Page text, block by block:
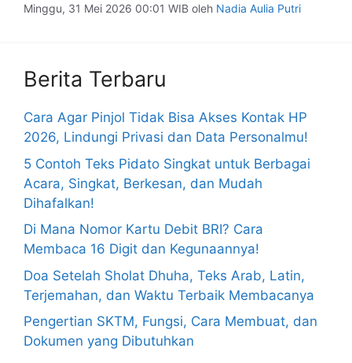
Minggu, 31 Mei 2026 00:01 WIB oleh Nadia Aulia Putri
Berita Terbaru
Cara Agar Pinjol Tidak Bisa Akses Kontak HP
2026, Lindungi Privasi dan Data Personalmu!
5 Contoh Teks Pidato Singkat untuk Berbagai
Acara, Singkat, Berkesan, dan Mudah
Dihafalkan!
Di Mana Nomor Kartu Debit BRI? Cara
Membaca 16 Digit dan Kegunaannya!
Doa Setelah Sholat Dhuha, Teks Arab, Latin,
Terjemahan, dan Waktu Terbaik Membacanya
Pengertian SKTM, Fungsi, Cara Membuat, dan
Dokumen yang Dibutuhkan